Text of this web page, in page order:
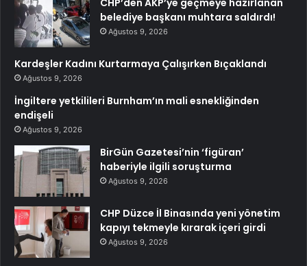
belediye başkanı muhtara saldırdı!
Ağustos 9, 2026
Kardeşler Kadını Kurtarmaya Çalışırken Bıçaklandı
Ağustos 9, 2026
İngiltere yetkilileri Burnham’ın mali esnekliğinden
endişeli
Ağustos 9, 2026
BirGün Gazetesi’nin ‘figüran’
haberiyle ilgili soruşturma
Ağustos 9, 2026
CHP Düzce İl Binasında yeni yönetim
kapıyı tekmeyle kırarak içeri girdi
Ağustos 9, 2026